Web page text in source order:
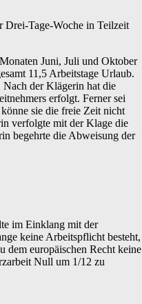
Drei-Tage-Woche in Teilzeit
Juni, Juli und Oktober
11,5 Arbeitstage Urlaub.
der Klägerin hat die
erfolgt. Ferner sei
sie die freie Zeit nicht
verfolgte mit der Klage die
begehrte die Abweisung der
im Einklang mit der
keine Arbeitspflicht besteht,
dem europäischen Recht keine
Null um 1/12 zu